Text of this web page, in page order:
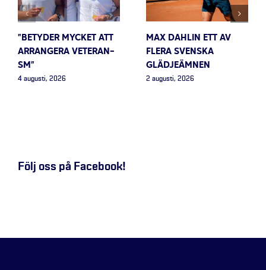
”BETYDER MYCKET ATT
ARRANGERA VETERAN-
SM”
4 augusti, 2026
MAX DAHLIN ETT AV
FLERA SVENSKA
GLÄDJEÄMNEN
2 augusti, 2026
Följ oss på Facebook!